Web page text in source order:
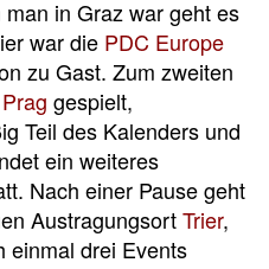
in Graz war geht es
war die PDC Europe
zu Gast. Zum zweiten
Prag gespielt,
Teil des Kalenders und
ein weiteres
Nach einer Pause geht
AustragungsortTrier,
einmal drei Events